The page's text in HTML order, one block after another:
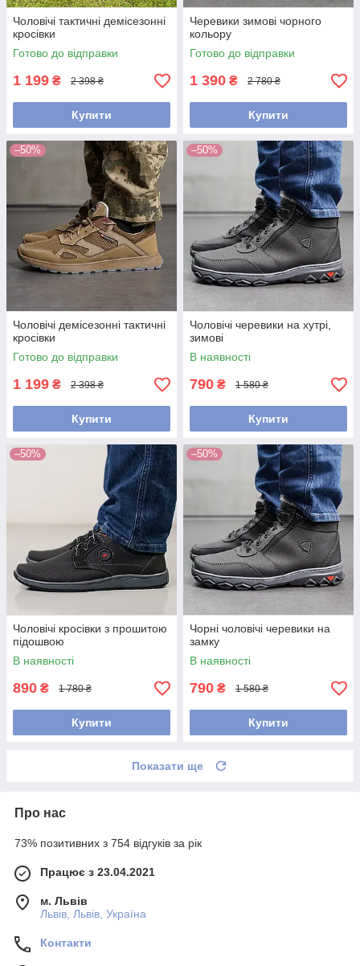
Чоловічі тактичні демісезонні
кросівки
Готово до відправки
1 199 ₴ 2 398 ₴
Купити
Черевики зимові чорного
кольору
Готово до відправки
1 390 ₴ 2 780 ₴
Купити
–50%
Чоловічі демісезонні тактичні
кросівки
Готово до відправки
1 199 ₴ 2 398 ₴
Купити
–50%
Чоловічі черевики на хутрі,
зимові
В наявності
790 ₴ 1 580 ₴
Купити
–50%
Чоловічі кросівки з прошитою
підошвою
В наявності
890 ₴ 1 780 ₴
Купити
–50%
Чорні чоловічі черевики на
замку
В наявності
790 ₴ 1 580 ₴
Купити
Показати ще
Про нас
73% позитивних з 754 відгуків за рік
Працює з 23.04.2021
м. Львів
Львів, Львів, Україна
Контакти